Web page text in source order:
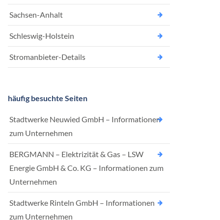
Sachsen-Anhalt
Schleswig-Holstein
Stromanbieter-Details
häufig besuchte Seiten
Stadtwerke Neuwied GmbH – Informationen
zum Unternehmen
BERGMANN – Elektrizität & Gas – LSW
Energie GmbH & Co. KG – Informationen zum
Unternehmen
Stadtwerke Rinteln GmbH – Informationen
zum Unternehmen